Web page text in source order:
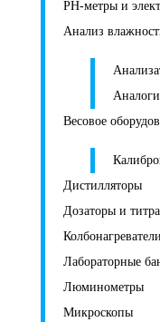
PH-метры и
Анализ
Весовое
Дистилляторы
Дозаторы и
Колбонагреватели
Лабораторные
Люминометры
Микроскопы